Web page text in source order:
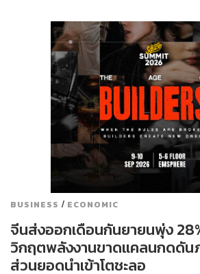
BUSINESS / ECONOMIC
จีนส่งออกเดือนกันยายนพุ่ง
วิกฤตพลังงานขาดแคลนกดดัน
ส่วนยอดนำเข้าโตชะลอ